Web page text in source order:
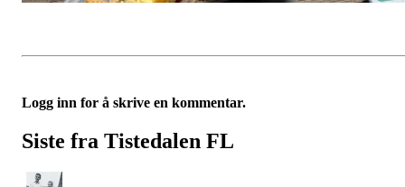
Logg inn for å skrive en kommentar.
Siste fra Tistedalen FL